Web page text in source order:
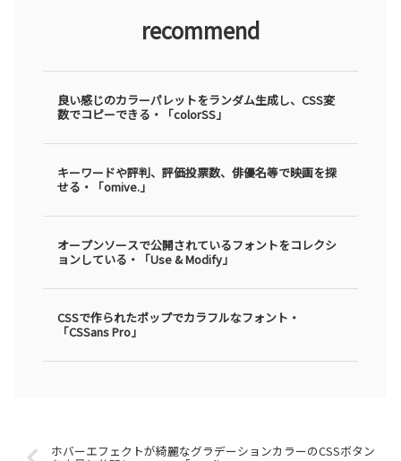
recommend
良い感じのカラーパレットをランダム生成し、CSS変
数でコピーできる・「colorSS」
キーワードや評判、評価投票数、俳優名等で映画を探
せる・「omive.」
オープンソースで公開されているフォントをコレクシ
ョンしている・「Use & Modify」
CSSで作られたポップでカラフルなフォント・
「CSSans Pro」
ホバーエフェクトが綺麗なグラデーションカラーのCSSボタン